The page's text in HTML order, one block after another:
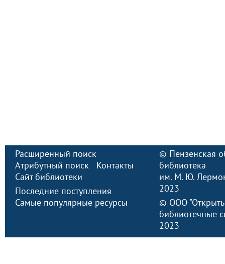
Расширенный поиск
Атрибутный поиск
Контакты
Сайт библиотеки
Последние поступления
Самые популярные ресурсы
© Пензенская
библиотека
им. М. Ю.
2023
© ООО
библиотечные
2023